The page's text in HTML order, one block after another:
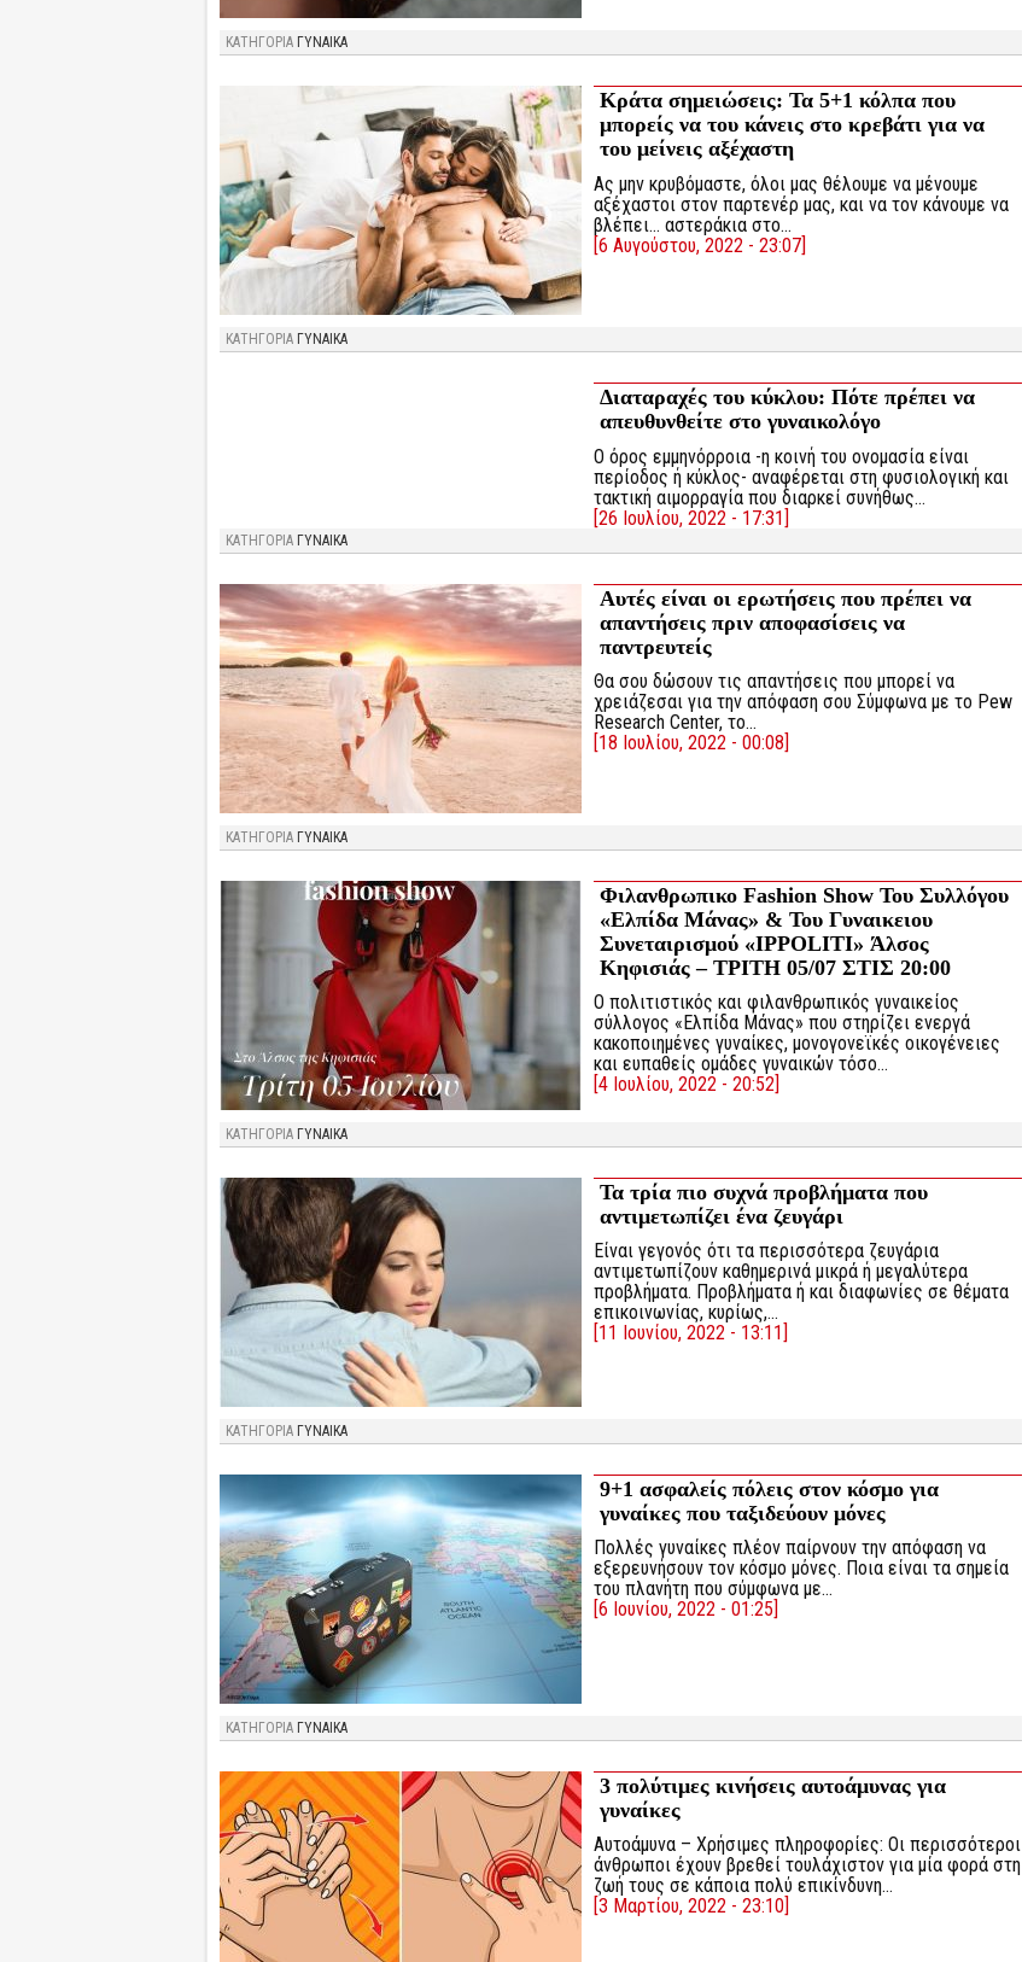
ΚΑΤΗΓΟΡΙΑ ΓΥΝΑΙΚΑ
Κράτα σημειώσεις: Τα 5+1 κόλπα που
μπορείς να του κάνεις στο κρεβάτι για να
του μείνεις αξέχαστη
Ας μην κρυβόμαστε, όλοι μας θέλουμε να μένουμε
αξέχαστοι στον παρτενέρ μας, και να τον κάνουμε να
βλέπει… αστεράκια στο…
[6 Αυγούστου, 2022 - 23:07]
ΚΑΤΗΓΟΡΙΑ ΓΥΝΑΙΚΑ
Διαταραχές του κύκλου: Πότε πρέπει να
απευθυνθείτε στο γυναικολόγο
Ο όρος εμμηνόρροια -η κοινή του ονομασία είναι
περίοδος ή κύκλος- αναφέρεται στη φυσιολογική και
τακτική αιμορραγία που διαρκεί συνήθως…
[26 Ιουλίου, 2022 - 17:31]
ΚΑΤΗΓΟΡΙΑ ΓΥΝΑΙΚΑ
Αυτές είναι οι ερωτήσεις που πρέπει να
απαντήσεις πριν αποφασίσεις να
παντρευτείς
Θα σου δώσουν τις απαντήσεις που μπορεί να
χρειάζεσαι για την απόφαση σου Σύμφωνα με το Pew
Research Center, το…
[18 Ιουλίου, 2022 - 00:08]
ΚΑΤΗΓΟΡΙΑ ΓΥΝΑΙΚΑ
Φιλανθρωπικο Fashion Show Του Συλλόγου
«Ελπίδα Μάνας» & Του Γυναικειου
Συνεταιρισμού «IPPOLITI» Άλσος
Κηφισιάς – ΤΡΙΤΗ 05/07 ΣΤΙΣ 20:00
Ο πολιτιστικός και φιλανθρωπικός γυναικείος
σύλλογος «Ελπίδα Μάνας» που στηρίζει ενεργά
κακοποιημένες γυναίκες, μονογονεϊκές οικογένειες
και ευπαθείς ομάδες γυναικών τόσο…
[4 Ιουλίου, 2022 - 20:52]
ΚΑΤΗΓΟΡΙΑ ΓΥΝΑΙΚΑ
Τα τρία πιο συχνά προβλήματα που
αντιμετωπίζει ένα ζευγάρι
Είναι γεγονός ότι τα περισσότερα ζευγάρια
αντιμετωπίζουν καθημερινά μικρά ή μεγαλύτερα
προβλήματα. Προβλήματα ή και διαφωνίες σε θέματα
επικοινωνίας, κυρίως,…
[11 Ιουνίου, 2022 - 13:11]
ΚΑΤΗΓΟΡΙΑ ΓΥΝΑΙΚΑ
9+1 ασφαλείς πόλεις στον κόσμο για
γυναίκες που ταξιδεύουν μόνες
Πολλές γυναίκες πλέον παίρνουν την απόφαση να
εξερευνήσουν τον κόσμο μόνες. Ποια είναι τα σημεία
του πλανήτη που σύμφωνα με…
[6 Ιουνίου, 2022 - 01:25]
ΚΑΤΗΓΟΡΙΑ ΓΥΝΑΙΚΑ
3 πολύτιμες κινήσεις αυτοάμυνας για
γυναίκες
Αυτοάμυνα – Χρήσιμες πληροφορίες: Οι περισσότεροι
άνθρωποι έχουν βρεθεί τουλάχιστον για μία φορά στη
ζωή τους σε κάποια πολύ επικίνδυνη…
[3 Μαρτίου, 2022 - 23:10]